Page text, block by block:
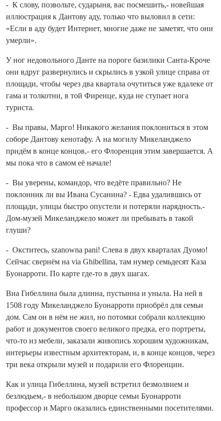
- К слову, позвольте, сударыня, вас посмешить,- новейшая
иллюстрация к Дантову аду, только что выловил в сети:
«Если в аду будет Интернет, многие даже не заметят, что они
умерли».
У ног недовольного Данте на пороге базилики Санта‑Кроче
они вдруг развернулись и скрылись в узкой улице справа от
площади, чтобы через два квартала очутиться уже вдалеке от
гама и толкотни, в той Фиренце, куда не ступает нога
туриста.
- Вы правы, Марго! Никакого желания поклониться в этом
соборе Дантову кенотафу. А на могилу Микеланджело
придём в конце концов,- его Флоренция этим завершается. А
мы пока что в самом её начале!
- Вы уверены, командор, что ведёте правильно? Не
поклонник ли вы Ивана Сусанина? - Едва удалившись от
площади, улицы быстро опустели и потеряли нарядность.-
Дом‑музей Микеланджело может ли пребывать в такой
глуши?
- Окститесь, szanowna pani! Слева в двух кварталах Дуомо!
Сейчас свернём на via Ghibellina, там нумер семьдесят Каза
Буонарроти. По карте где‑то в двух шагах.
Виа Гибеллина была длинна, пустынна и уныла. На ней в
1508 году Микеланджело Буонарроти приобрёл для семьи
дом. Сам он в нём не жил, но потомки собрали коллекцию
работ и документов своего великого предка, его порт­реты,
что‑то из мебели, заказали живопись хорошим художникам,
интерьеры известным архитекторам, и, в конце концов, через
три века открыли музей и подарили его Флоренции.
Как и улица Гибеллина, музей встретил безмолвием и
безлюдьем,- в небольшом дворце семьи Буонарроти
профессор и Марго оказались единственными посетителями.